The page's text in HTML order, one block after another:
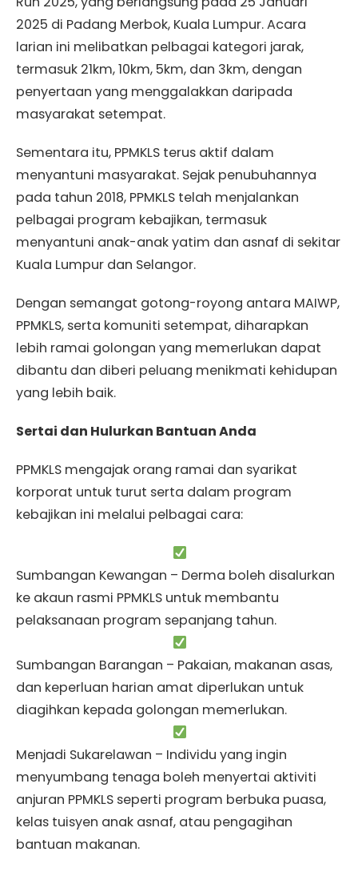
2025 di Padang Merbok, Kuala Lumpur. Acara
larian ini melibatkan pelbagai kategori jarak,
termasuk 21km, 10km, 5km, dan 3km, dengan
penyertaan yang menggalakkan daripada
masyarakat setempat.
Sementara itu, PPMKLS terus aktif dalam
menyantuni masyarakat. Sejak penubuhannya
pada tahun 2018, PPMKLS telah menjalankan
pelbagai program kebajikan, termasuk
menyantuni anak-anak yatim dan asnaf di sekitar
Kuala Lumpur dan Selangor.
Dengan semangat gotong-royong antara MAIWP,
PPMKLS, serta komuniti setempat, diharapkan
lebih ramai golongan yang memerlukan dapat
dibantu dan diberi peluang menikmati kehidupan
yang lebih baik.
Sertai dan Hulurkan Bantuan Anda
PPMKLS mengajak orang ramai dan syarikat
korporat untuk turut serta dalam program
kebajikan ini melalui pelbagai cara:
Sumbangan Kewangan – Derma boleh disalurkan
ke akaun rasmi PPMKLS untuk membantu
pelaksanaan program sepanjang tahun.
Sumbangan Barangan – Pakaian, makanan asas,
dan keperluan harian amat diperlukan untuk
diagihkan kepada golongan memerlukan.
Menjadi Sukarelawan – Individu yang ingin
menyumbang tenaga boleh menyertai aktiviti
anjuran PPMKLS seperti program berbuka puasa,
kelas tuisyen anak asnaf, atau pengagihan
bantuan makanan.